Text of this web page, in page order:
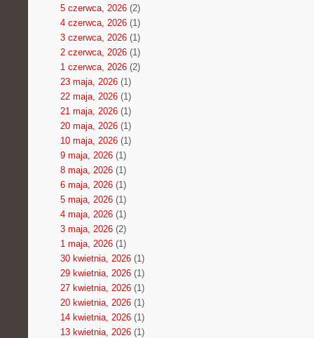
5 czerwca, 2026(2)
4 czerwca, 2026(1)
3 czerwca, 2026(1)
2 czerwca, 2026(1)
1 czerwca, 2026(2)
23 maja, 2026(1)
22 maja, 2026(1)
21 maja, 2026(1)
20 maja, 2026(1)
10 maja, 2026(1)
9 maja, 2026(1)
8 maja, 2026(1)
6 maja, 2026(1)
5 maja, 2026(1)
4 maja, 2026(1)
3 maja, 2026(2)
1 maja, 2026(1)
30 kwietnia, 2026(1)
29 kwietnia, 2026(1)
27 kwietnia, 2026(1)
20 kwietnia, 2026(1)
14 kwietnia, 2026(1)
13 kwietnia, 2026(1)